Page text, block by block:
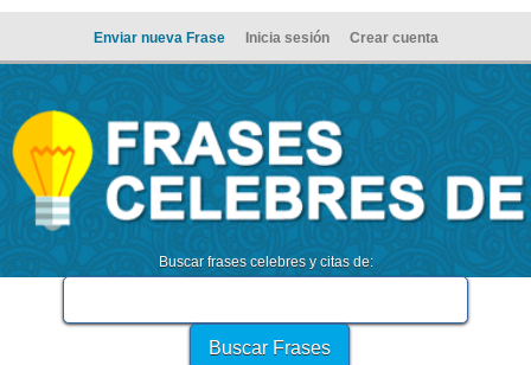
Enviar nueva Frase Inicia sesión Crear cuenta
Buscar frases celebres y citas de: